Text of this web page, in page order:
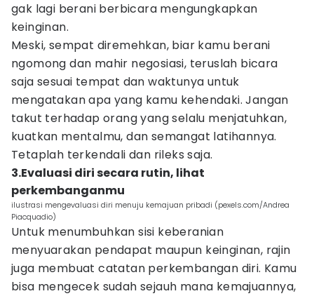
gak lagi berani berbicara mengungkapkan
keinginan.
Meski, sempat diremehkan, biar kamu berani
ngomong dan mahir negosiasi, teruslah bicara
saja sesuai tempat dan waktunya untuk
mengatakan apa yang kamu kehendaki. Jangan
takut terhadap orang yang selalu menjatuhkan,
kuatkan mentalmu, dan semangat latihannya.
Tetaplah terkendali dan rileks saja.
3.Evaluasi diri secara rutin, lihat
perkembanganmu
ilustrasi mengevaluasi diri menuju kemajuan pribadi (pexels.com/Andrea
Piacquadio)
Untuk menumbuhkan sisi keberanian
menyuarakan pendapat maupun keinginan, rajin
juga membuat catatan perkembangan diri. Kamu
bisa mengecek sudah sejauh mana kemajuannya,